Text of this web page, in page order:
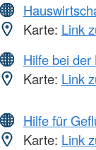
Karte: Link
Hilfe bei der
Karte: Link
Hilfe für
Karte: Link